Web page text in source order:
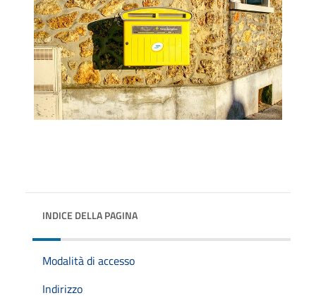
INDICE DELLA PAGINA
Modalità di accesso
Indirizzo